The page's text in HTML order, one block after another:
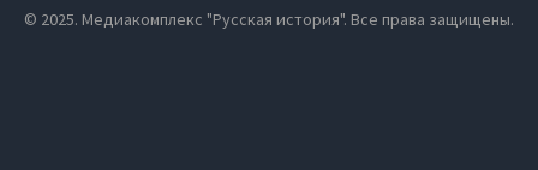
© 2025. Медиакомплекс "Русская история". Все права защищены.